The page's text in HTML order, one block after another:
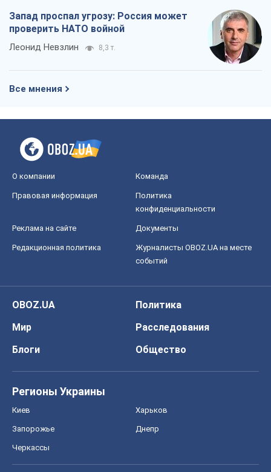
Запад проспал угрозу: Россия может
проверить НАТО войной
Леонид Невзлин 8,3 т.
Все мнения
О компании Команда
Правовая информация
Политика
конфиденциальности
Реклама на сайте Документы
Редакционная политика
Журналисты OBOZ.UA на месте
событий
OBOZ.UA
Политика
Мир
Расследования
Блоги
Общество
Регионы Украины
Киев Харьков
Запорожье Днепр
Черкассы